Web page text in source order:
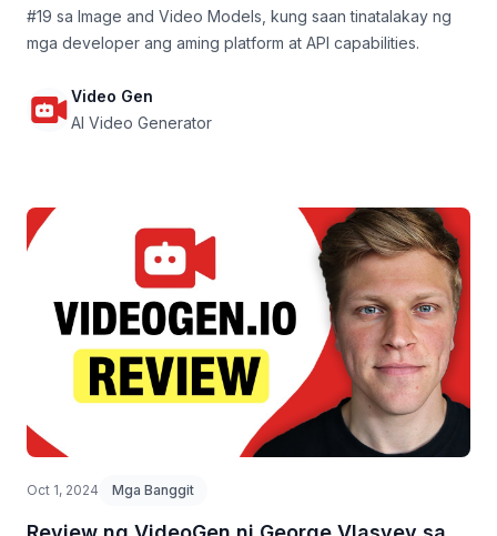
#19 sa Image and Video Models, kung saan tinatalakay ng
mga developer ang aming platform at API capabilities.
Video Gen
AI Video Generator
Oct 1, 2024 Mga Banggit